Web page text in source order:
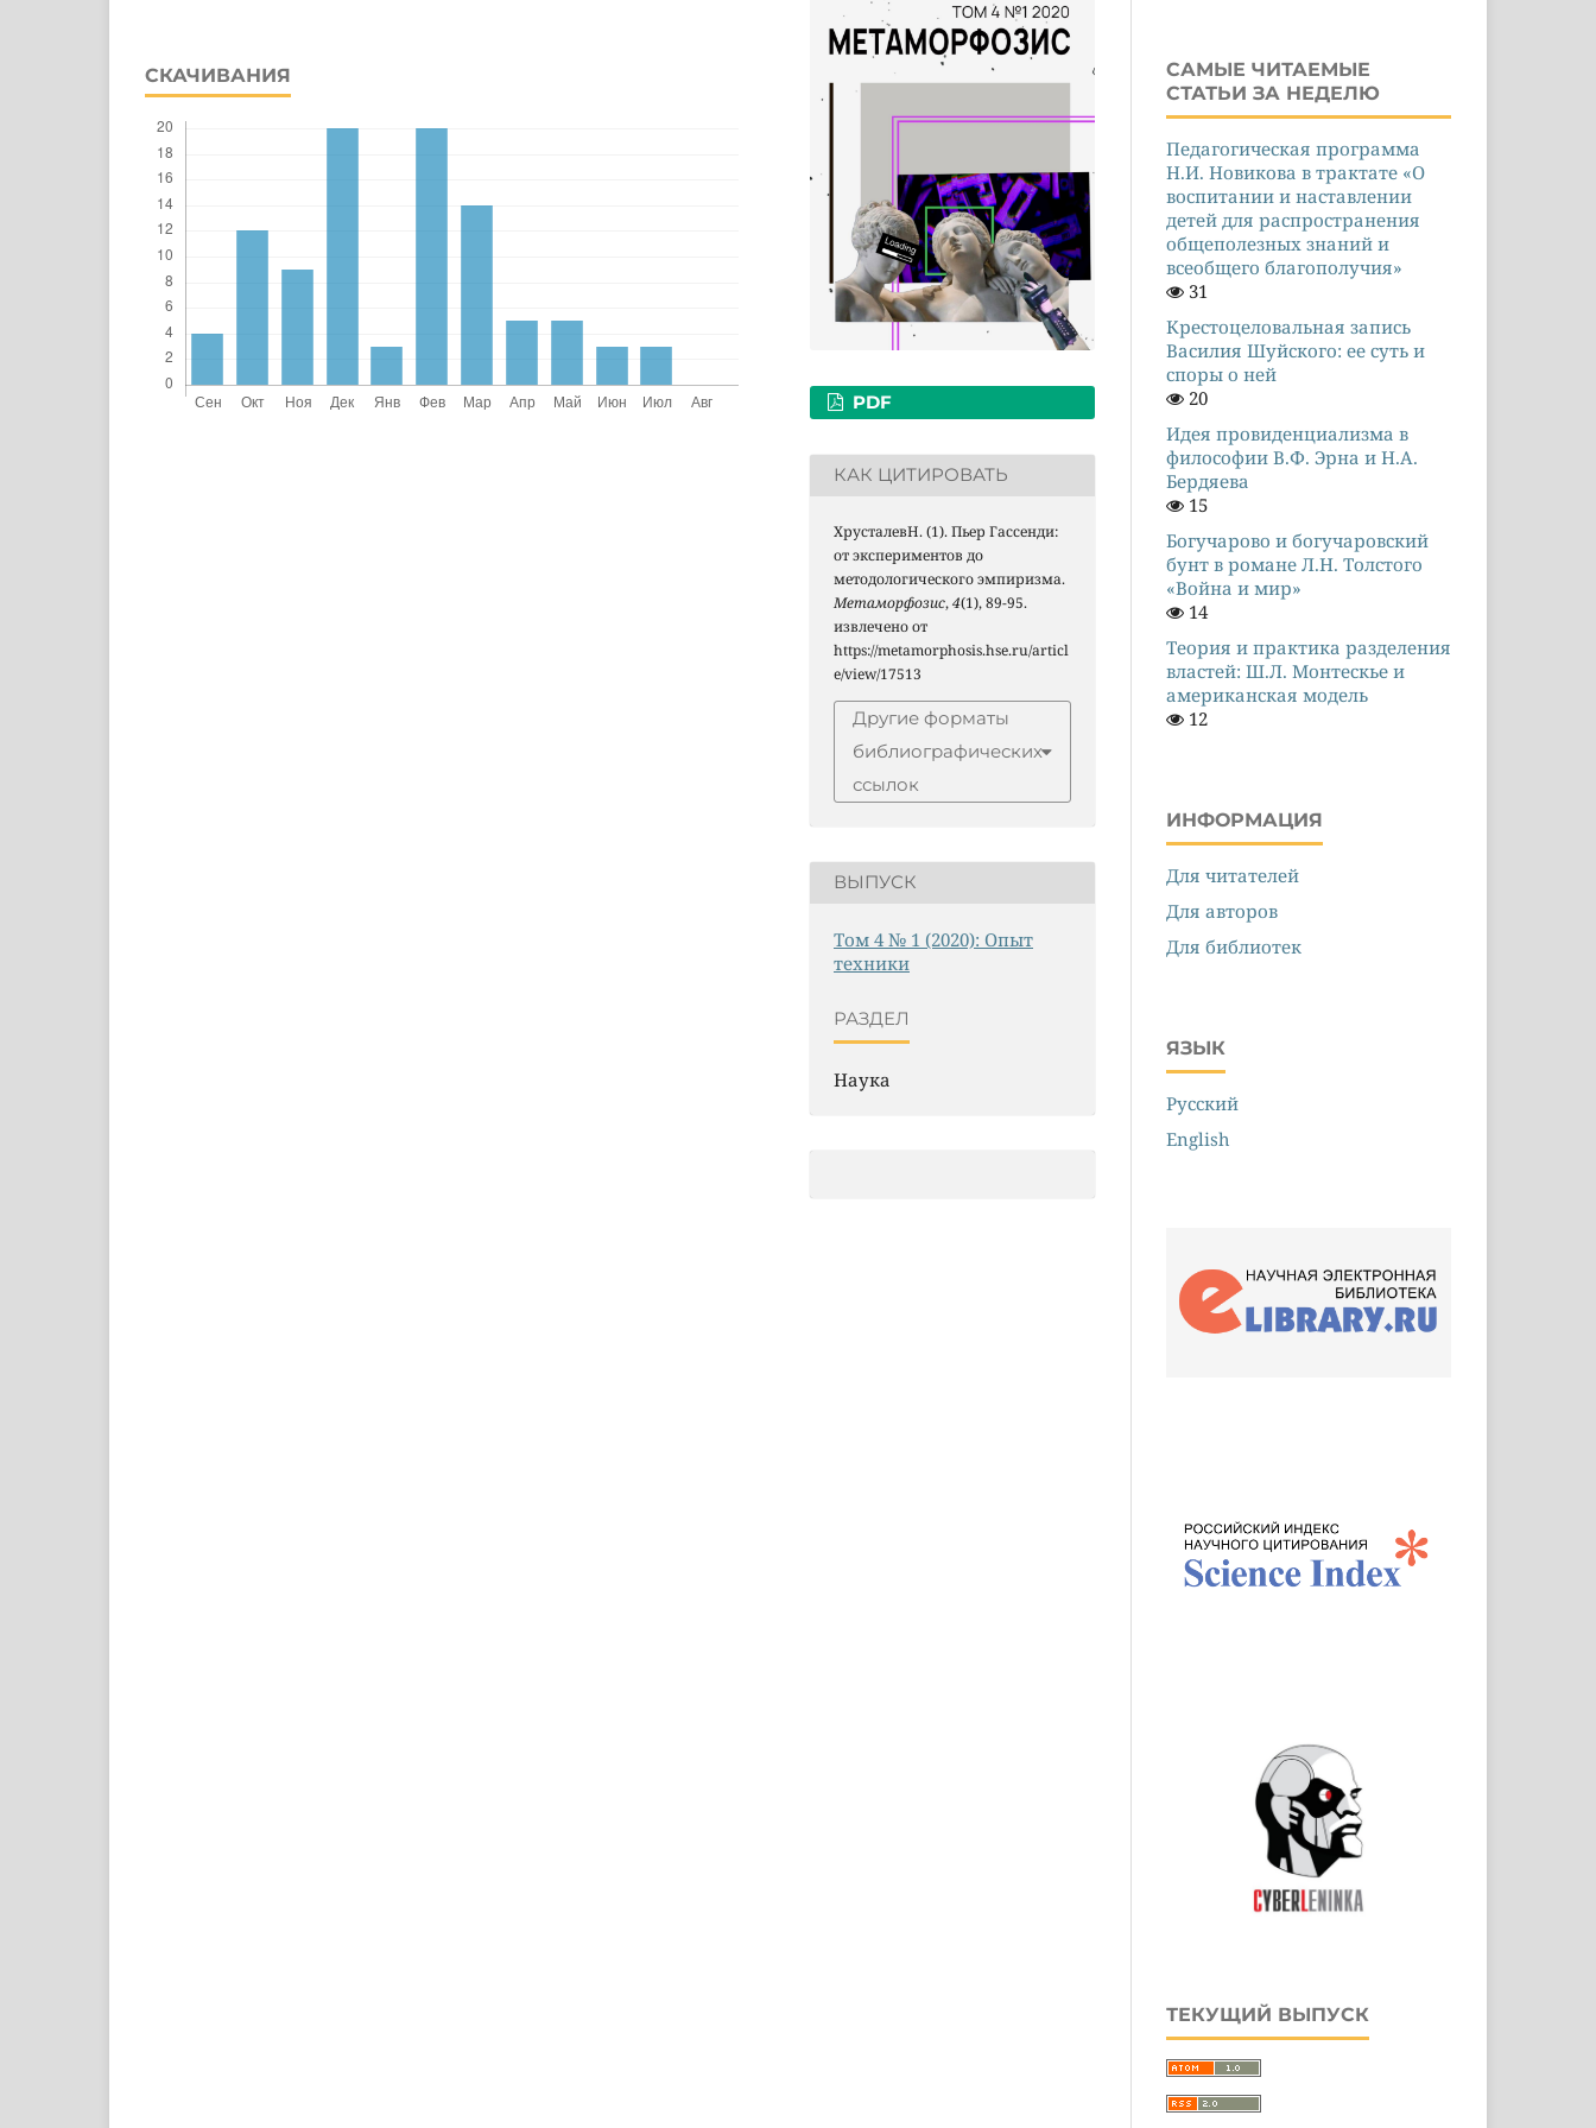
СКАЧИВАНИЯ
PDF
КАК ЦИТИРОВАТЬ
ХрусталевН. (1). Пьер Гассенди:
от экспериментов до
методологического эмпиризма.
Метаморфозис,4(1), 89-95.
извлечено от
https://metamorphosis.hse.ru/articl
e/view/17513
Другие форматы
библиографических
ссылок
ВЫПУСК
Том 4 № 1 (2020): Опыт
техники
РАЗДЕЛ
Наука
САМЫЕ ЧИТАЕМЫЕ
СТАТЬИ ЗА НЕДЕЛЮ
Педагогическая программа
Н.И. Новикова в трактате «О
воспитании и наставлении
детей для распространения
общеполезных знаний и
всеобщего благополучия»
31
Крестоцеловальная запись
Василия Шуйского: ее суть и
споры о ней
20
Идея провиденциализма в
философии В.Ф. Эрна и Н.А.
Бердяева
15
Богучарово и богучаровский
бунт в романе Л.Н. Толстого
«Война и мир»
14
Теория и практика разделения
властей: Ш.Л. Монтескье и
американская модель
12
ИНФОРМАЦИЯ
Для читателей
Для авторов
Для библиотек
ЯЗЫК
Русский
English
ТЕКУЩИЙ ВЫПУСК